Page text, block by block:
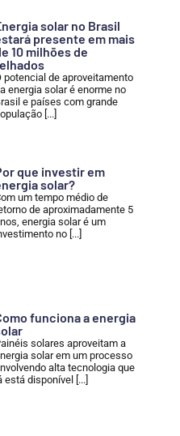
solar no Brasil
presente em mais
10 milhões de
potencial de aproveitamento
energia solar é enorme no
e países com grande
[...]
que investir em
solar?
um tempo médio de
de aproximadamente 5
energia solar é um
no [...]
funciona a energia
solares aproveitam a
solar em um processo
alta tecnologia que
está disponível [...]